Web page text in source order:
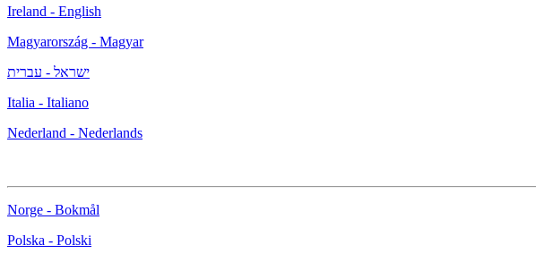
Ireland - English
Magyarország - Magyar
ישראל - עברית
Italia - Italiano
Nederland - Nederlands
Norge - Bokmål
Polska - Polski